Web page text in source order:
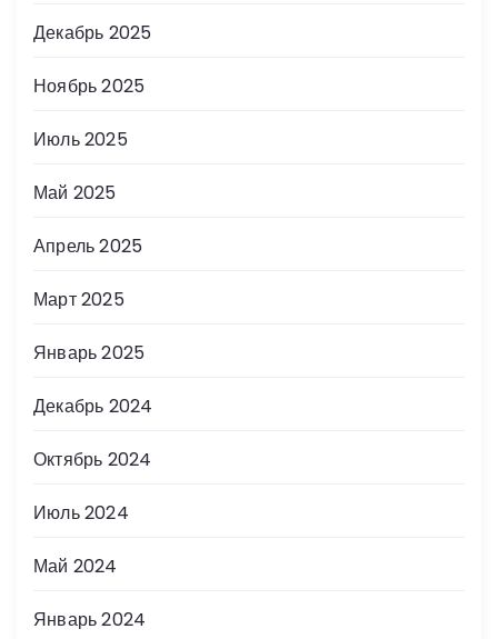
Декабрь 2025
Ноябрь 2025
Июль 2025
Май 2025
Апрель 2025
Март 2025
Январь 2025
Декабрь 2024
Октябрь 2024
Июль 2024
Май 2024
Январь 2024